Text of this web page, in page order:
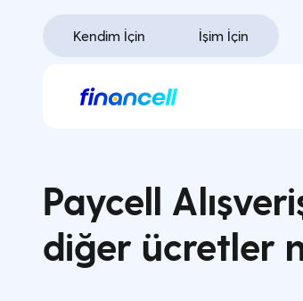
Kendim İçin İşim İçin
Paycell
diğer ücretler